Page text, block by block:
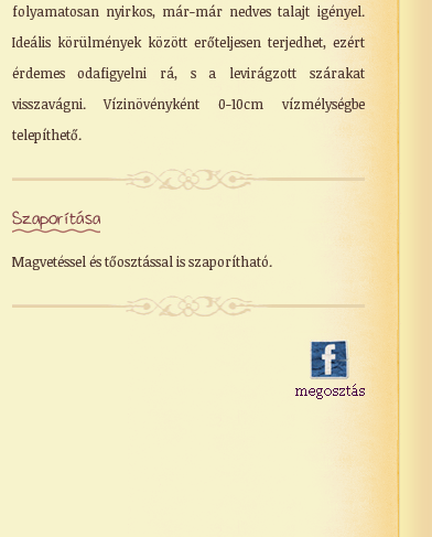
folyamatosan nyirkos, már-már nedves talajt igényel.
Ideális körülmények között erőteljesen terjedhet, ezért
érdemes odafigyelni rá, s a levirágzott szárakat
visszavágni. Vízinövényként 0-10cm vízmélységbe
telepíthető.
Szaporítása
Magvetéssel és tőosztással is szaporítható.